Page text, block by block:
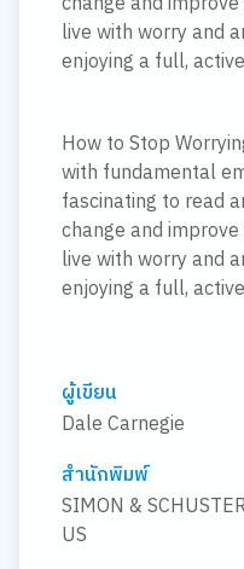
live with worry and
enjoying a full,
How to Stop
with fundamental
fascinating to read
change and
live with worry and
enjoying a full,
ผู้เขียน
Dale Carnegie
สำนักพิมพ์
SIMON &
US